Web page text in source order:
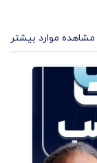
مشاهده موارد بیشتر